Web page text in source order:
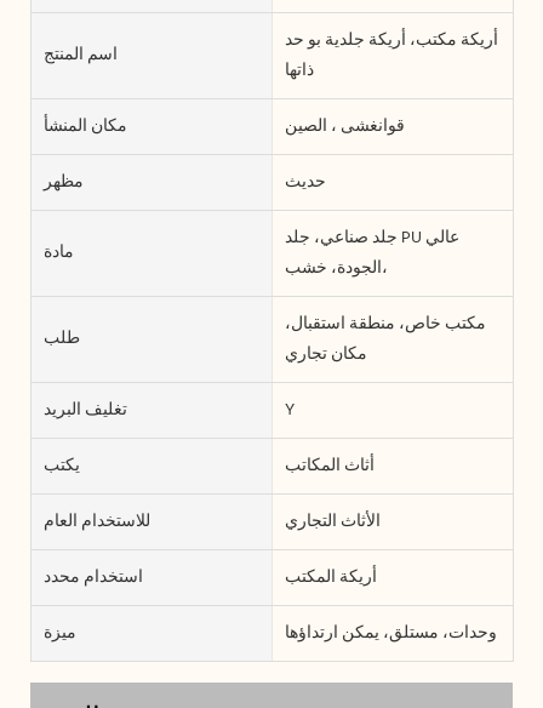
اسم المنتج
أريكة مكتب، أريكة جلدية بو حد
ذاتها
مكان المنشأ
قوانغشى ، الصين
مظهر
حديث
مادة
جلد صناعي، جلد PU عالي
الجودة، خشب،
طلب
مكتب خاص، منطقة استقبال،
مكان تجاري
تغليف البريد
Y
يكتب
أثاث المكاتب
للاستخدام العام
الأثاث التجاري
استخدام محدد
أريكة المكتب
ميزة
وحدات، مستلق، يمكن ارتداؤها